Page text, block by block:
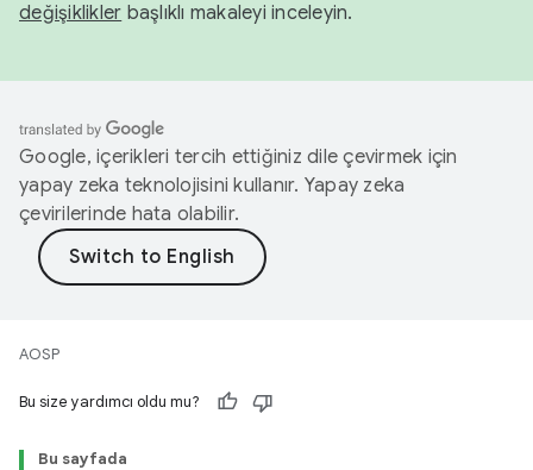
değişiklikler başlıklı makaleyi inceleyin.
Google, içerikleri tercih ettiğiniz dile çevirmek için
yapay zeka teknolojisini kullanır. Yapay zeka
çevirilerinde hata olabilir.
AOSP
Bu size yardımcı oldu mu?
Bu sayfada